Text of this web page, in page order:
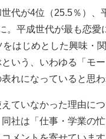
代が4位（25.5％）、
。平成世代が最も恋
はじめとした興味・
いう、いわゆる「モ
れになっていると思わ
ていなかった理由に
社は「仕事・学業の